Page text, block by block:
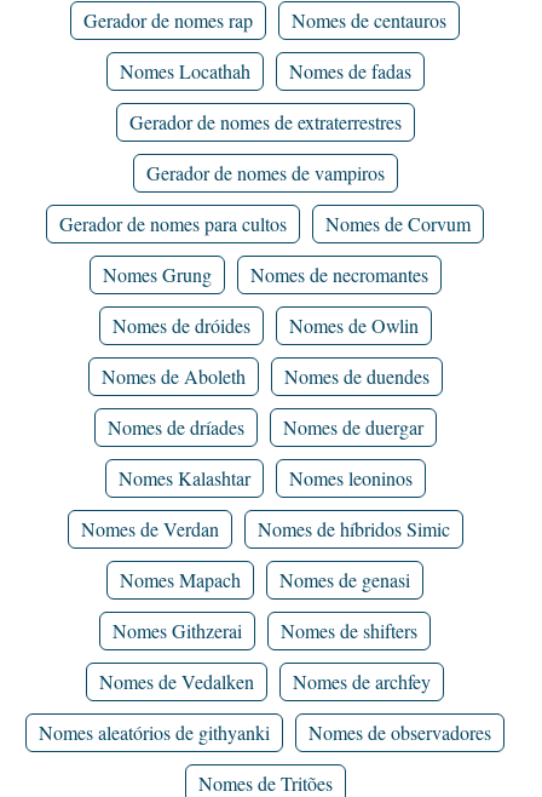
Gerador de nomes rap
Nomes de centauros
Nomes Locathah
Nomes de fadas
Gerador de nomes de extraterrestres
Gerador de nomes de vampiros
Gerador de nomes para cultos
Nomes de Corvum
Nomes Grung
Nomes de necromantes
Nomes de dróides
Nomes de Owlin
Nomes de Aboleth
Nomes de duendes
Nomes de dríades
Nomes de duergar
Nomes Kalashtar
Nomes leoninos
Nomes de Verdan
Nomes de híbridos Simic
Nomes Mapach
Nomes de genasi
Nomes Githzerai
Nomes de shifters
Nomes de Vedalken
Nomes de archfey
Nomes aleatórios de githyanki
Nomes de observadores
Nomes de Tritões